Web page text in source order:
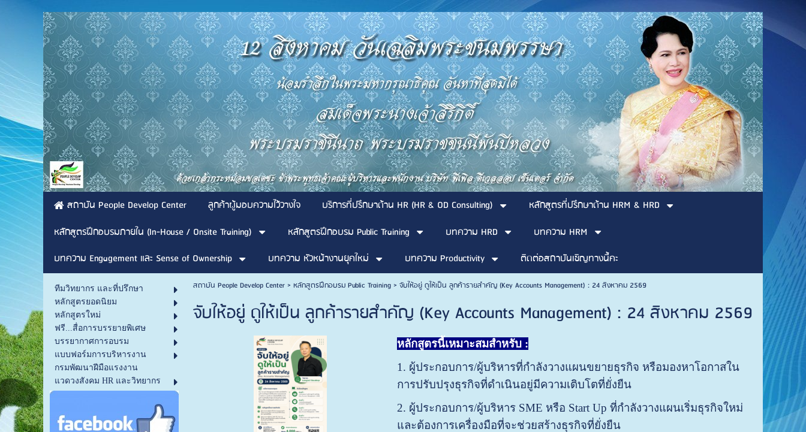
สถาบัน People Develop Center ลูกค้าผู้มอบความไว้วางใจ บริการที่ปรึกษาด้าน HR (HR & OD Consulting)
หลักสูตรที่ปรึกษาด้าน HRM & HRD
หลักสูตรฝึกอบรมภายใน (In-House / Onsite Training)
หลักสูตรฝึกอบรม Public Training บทความ HRD
บทความ HRM
บทความ Engagement และ Sense of Ownership
บทความ หัวหน้างานยุคใหม่ บทความ Productivity ติดต่อสถาบันเชิญทางนี้คะ
ทีมวิทยากร และที่ปรึกษา
หลักสูตรยอดนิยม
หลักสูตรใหม่
ฟรี...สื่อการบรรยายพิเศษ
บรรยากาศการอบรม
แบบฟอร์มการบริหารงาน
กรมพัฒนาฝีมือแรงงาน
แวดวงสังคม HR และวิทยากร
สถาบัน People Develop Center> หลักสูตรฝึกอบรม Public Training> จับให้อยู่ ดูให้เป็น ลูกค้ารายสำคัญ (Key Accounts Management) : 24 สิงหาคม 2569
จับให้อยู่ ดูให้เป็น ลูกค้ารายสำคัญ (Key Accounts Management) : 24 สิงหาคม 2569
หลักสูตรนี้เหมาะสมสำหรับ :
1. ผู้ประกอบการ/ผู้บริหารที่กำลังวางแผนขยายธุรกิจ หรือมองหาโอกาสใน
การปรับปรุงธุรกิจที่ดำเนินอยู่มีความเติบโตที่ยั่งยืน
2. ผู้ประกอบการ/ผู้บริหาร SME หรือ Start Up ที่กำลังวางแผนเริ่มธุรกิจใหม่
และต้องการเครื่องมือที่จะช่วยสร้างธุรกิจที่ยั่งยืน